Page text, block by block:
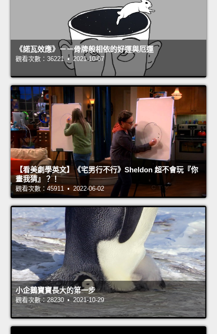
《諾瓦效應》－－骨牌般相依的好運與厄運
觀看次數：36221 • 2021-10-07
【看美劇學英文】《宅男行不行》Sheldon 超不會玩『你
畫我猜』？！
觀看次數：45911 • 2022-06-02
小企鵝寶寶長大的第一步
觀看次數：28230 • 2021-10-29